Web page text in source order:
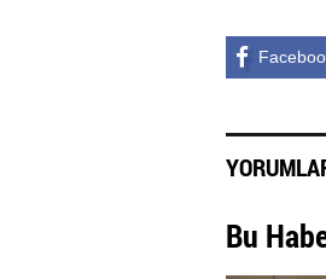
Bu